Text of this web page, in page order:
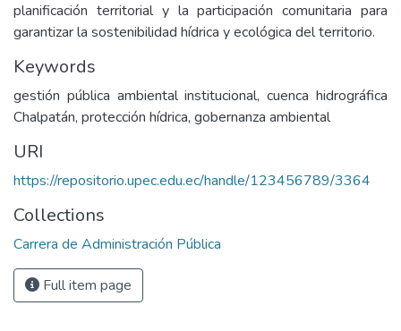
planificación territorial y la participación comunitaria para
garantizar la sostenibilidad hídrica y ecológica del territorio.
Keywords
gestión pública ambiental institucional, cuenca hidrográfica
Chalpatán, protección hídrica, gobernanza ambiental
URI
https://repositorio.upec.edu.ec/handle/123456789/3364
Collections
Carrera de Administración Pública
Full item page